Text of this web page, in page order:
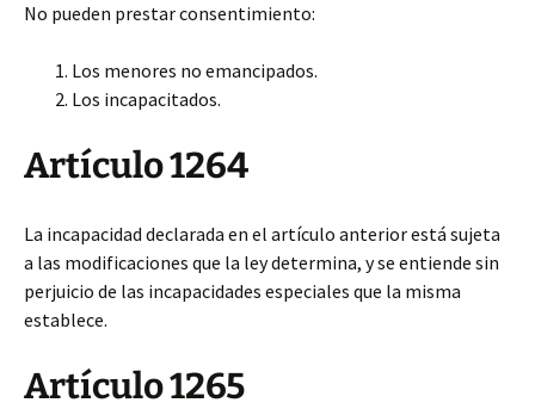
No pueden prestar consentimiento:
Los menores no emancipados.
Los incapacitados.
Artículo 1264
La incapacidad declarada en el artículo anterior está sujeta
a las modificaciones que la ley determina, y se entiende sin
perjuicio de las incapacidades especiales que la misma
establece.
Artículo 1265